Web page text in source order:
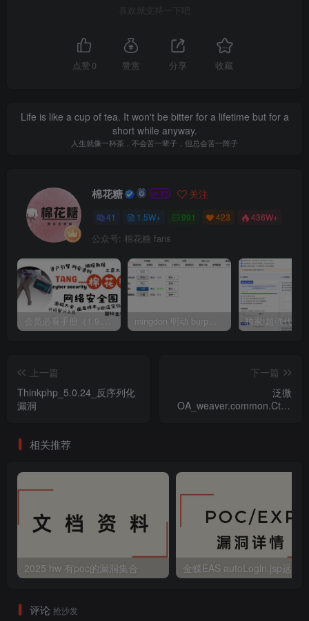
喜欢就支持一下吧
点赞 0 赞赏 分享 收藏
Life is like a cup of tea. It won't be bitter for a lifetime but for a
short while anyway.
人生就像一杯茶，不会苦一辈子，但总会苦一阵子
棉花糖 关注
41 1.5W+ 991 423 436W+
公众号: 棉花糖 fans
会员必看手册（1.9.0版本 26.4.5更新） mingdon 明动 burp插件0.2.6版本 本地时间校验去除版
上一篇
Thinkphp_5.0.24_反序列化
漏洞
下一篇
泛微
OA_weaver.common.Ctrl_
相关推荐
2025 hw 有poc的漏洞集合
评论 抢沙发